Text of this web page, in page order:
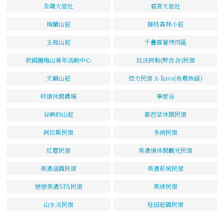
全龍大旅社 碧宮大旅社
梅蘭山莊 藤枝森林小莊
玉庭山莊 千疊露營烤肉區
救國團梅山青年活動中心 拉法阿勒(野百合)民宿
天籟山莊 亞力民宿 A-liave(布農族語)
呼頌休閒農場 寧妮谷
谷映的山莊 都芭望休閒民宿
阿拉斯民宿 多納民宿
紅塵民宿 美濃情休閒觀光民宿
美濃涵園民宿 美濃菸城民宿
戀戀美濃SPA民宿 美綠民宿
山水炎民宿 桂田莊園民宿